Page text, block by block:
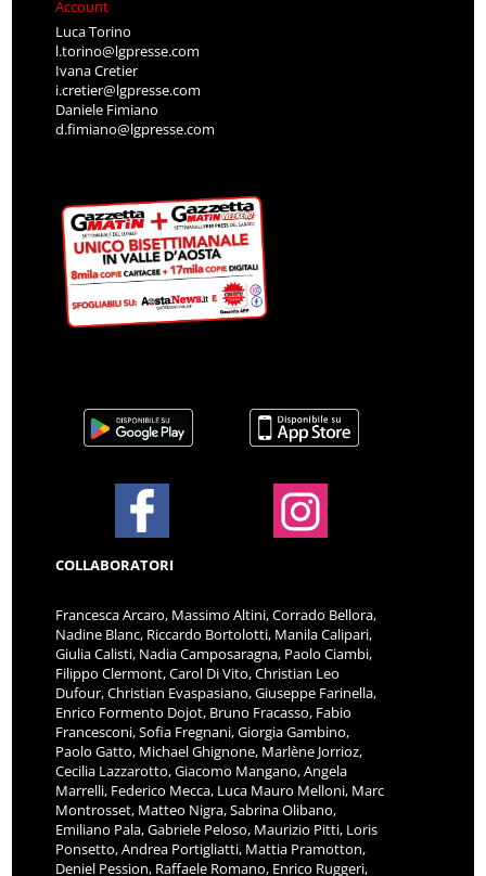
Account
Luca Torino
l.torino@lgpresse.com
Ivana Cretier
i.cretier@lgpresse.com
Daniele Fimiano
d.fimiano@lgpresse.com
COLLABORATORI
Francesca Arcaro, Massimo Altini, Corrado Bellora,
Nadine Blanc, Riccardo Bortolotti, Manila Calipari,
Giulia Calisti, Nadia Camposaragna, Paolo Ciambi,
Filippo Clermont, Carol Di Vito, Christian Leo
Dufour, Christian Evaspasiano, Giuseppe Farinella,
Enrico Formento Dojot, Bruno Fracasso, Fabio
Francesconi, Sofia Fregnani, Giorgia Gambino,
Paolo Gatto, Michael Ghignone, Marlène Jorrioz,
Cecilia Lazzarotto, Giacomo Mangano, Angela
Marrelli, Federico Mecca, Luca Mauro Melloni, Marc
Montrosset, Matteo Nigra, Sabrina Olibano,
Emiliano Pala, Gabriele Peloso, Maurizio Pitti, Loris
Ponsetto, Andrea Portigliatti, Mattia Pramotton,
Deniel Pession, Raffaele Romano, Enrico Ruggeri,